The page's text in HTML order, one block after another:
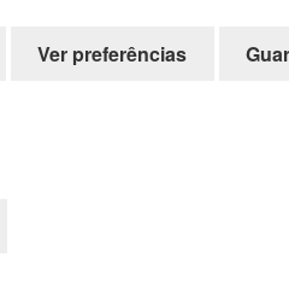
Ver preferências